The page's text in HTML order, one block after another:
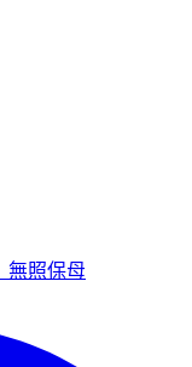
無照保母